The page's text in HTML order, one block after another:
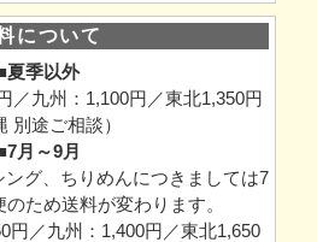
について
夏季以外
／九州：1,100円／東北1,350円
別途ご相談）
月～9月
グ、ちりめんにつきましては7
ため送料が変わります。
円／九州：1,400円／東北1,650